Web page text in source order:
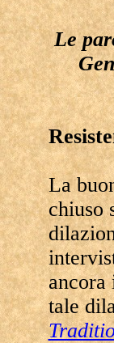
Le
La
chiuso
ancora
tale